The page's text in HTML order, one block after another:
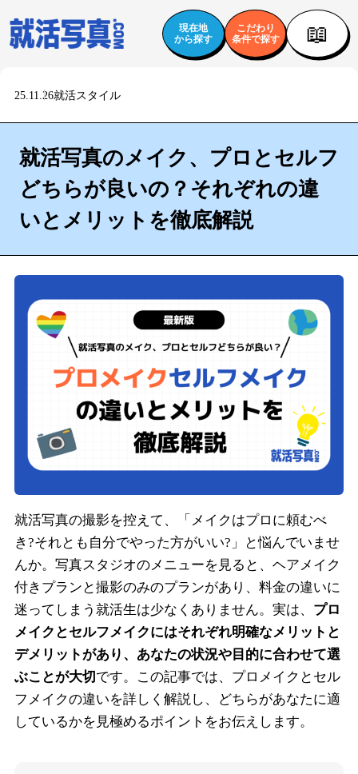
現在地
から探す
こだわり
条件で探す
📖
25.11.26就活スタイル
就活写真のメイク、プロとセルフ
どちらが良いの？それぞれの違
いとメリットを徹底解説
就活写真の撮影を控えて、「メイクはプロに頼むべ
き?それとも自分でやった方がいい?」と悩んでいませ
んか。写真スタジオのメニューを見ると、ヘアメイク
付きプランと撮影のみのプランがあり、料金の違いに
迷ってしまう就活生は少なくありません。実は、 プロ
メイクとセルフメイクにはそれぞれ明確なメリットと
デメリットがあり、あなたの状況や目的に合わせて選
ぶことが大切 です。この記事では、プロメイクとセル
フメイクの違いを詳しく解説し、どちらがあなたに適
しているかを見極めるポイントをお伝えします。